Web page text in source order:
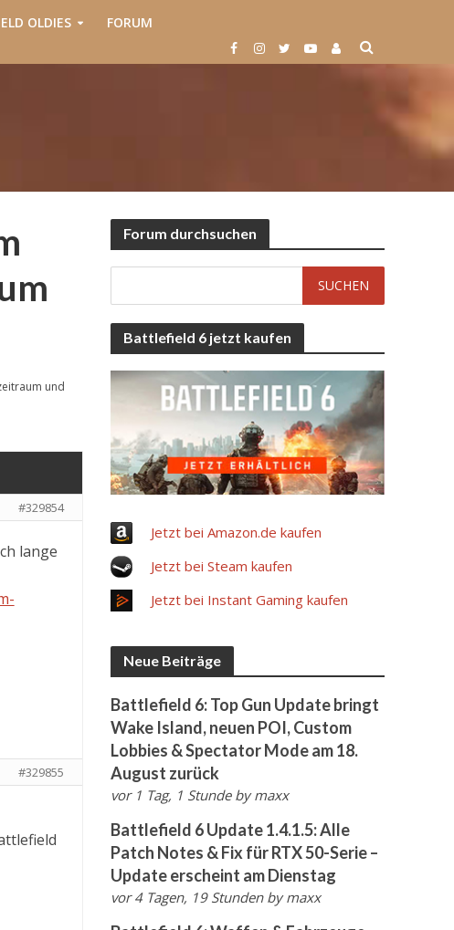
OLDIES FORUM
und
#329854
lange
#329855
Forum durchsuchen
Battlefield 6 jetzt kaufen
Jetzt bei Amazon.de kaufen
Jetzt bei Steam kaufen
Jetzt bei Instant Gaming kaufen
Neue Beiträge
Battlefield 6: Top Gun Update bringt
Wake Island, neuen POI, Custom
Lobbies & Spectator Mode am 18.
August zurück
vor 1 Tag, 1 Stunde bymaxx
Battlefield 6 Update 1.4.1.5: Alle
Patch Notes & Fix für RTX 50-Serie –
Update erscheint am Dienstag
vor 4 Tagen, 19 Stunden bymaxx